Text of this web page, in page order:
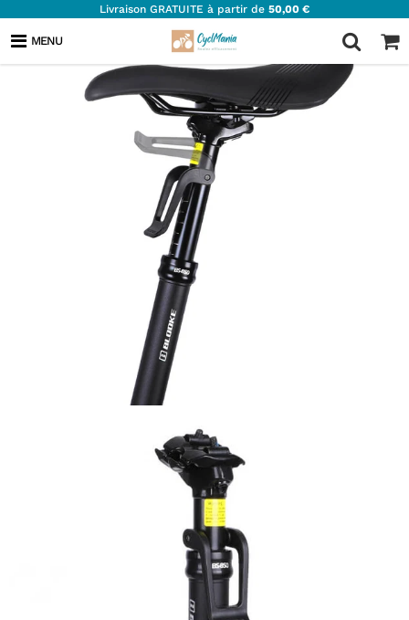
Livraison GRATUITE à partir de 50,00 €
MENU